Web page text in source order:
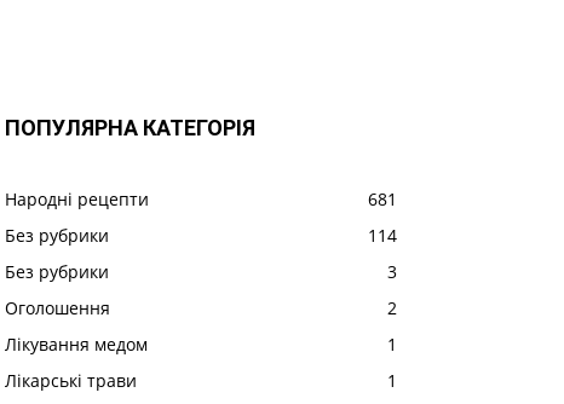
ПОПУЛЯРНА КАТЕГОРІЯ
Народні рецепти
681
Без рубрики
114
Без рубрики
3
Оголошення
2
Лікування медом
1
Лікарські трави
1